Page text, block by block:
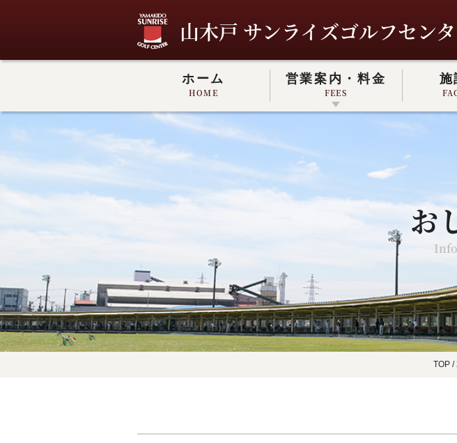
山木戸 サンライズゴルフセン
ホーム
HOME
営業案内・料金
FEES
施
お
TOP/